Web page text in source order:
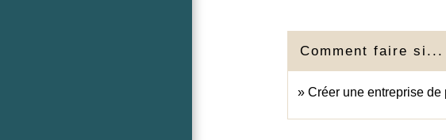
Comment faire si...
Créer une entreprise de